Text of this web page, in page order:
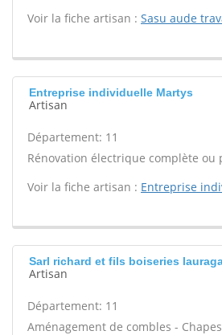
Voir la fiche artisan : Sasu aude
Entreprise individuelle Martys
Artisan
Département: 11
Rénovation électrique complète ou
Voir la fiche artisan : Entreprise
Sarl richard et fils boiseries
Artisan
Département: 11
Aménagement de combles -